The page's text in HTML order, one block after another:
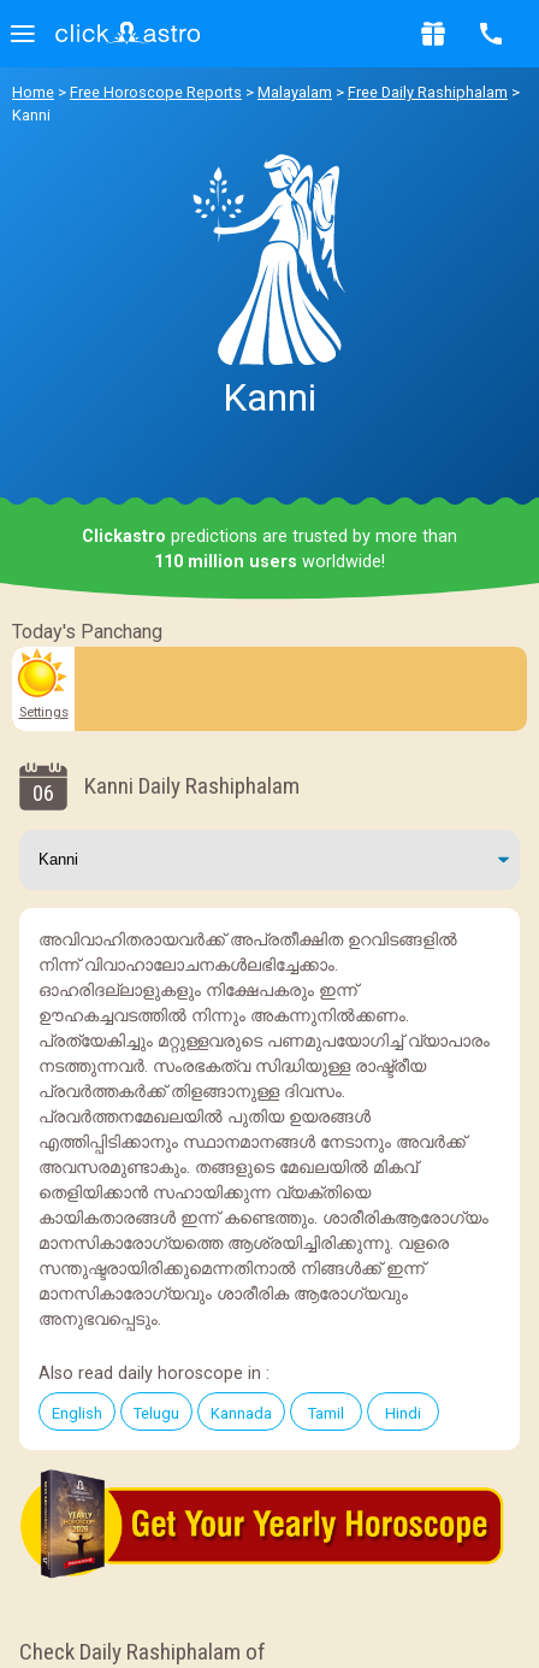
Home > Free Horoscope Reports > Malayalam > Free Daily Rashiphalam >
Kanni
Kanni
Clickastro predictions are trusted by more than
110 million users worldwide!
Today's Panchang
Settings
06 Kanni Daily Rashiphalam
അവിവാഹിതരായവർക്ക് അപ്രതീക്ഷിത ഉറവിടങ്ങളിൽ
നിന്ന് വിവാഹാലോചനകൾലഭിച്ചേക്കാം.
ഓഹരിദല്ലാളുകളും നിക്ഷേപകരും ഇന്ന്
ഊഹകച്ചവടത്തില്‍ നിന്നും അകന്നുനില്‍ക്കണം.
പ്രത്യേകിച്ചും മറ്റുള്ളവരുടെ പണമുപയോഗിച്ച് വ്യാപാരം
നടത്തുന്നവര്‍. സംരഭകത്വ സിദ്ധിയുള്ള രാഷ്ട്രീയ
പ്രവര്‍ത്തകര്‍ക്ക് തിളങ്ങാനുള്ള ദിവസം.
പ്രവര്‍ത്തനമേഖലയില്‍ പുതിയ ഉയരങ്ങള്‍
എത്തിപ്പിടിക്കാനും സ്ഥാനമാനങ്ങള്‍ നേടാനും അവര്‍ക്ക്
അവസരമുണ്ടാകും. തങ്ങളുടെ മേഖലയില്‍ മികവ്
തെളിയിക്കാന്‍ സഹായിക്കുന്ന വ്യക്തിയെ
കായികതാരങ്ങള്‍ ഇന്ന് കണ്ടെത്തും. ശാരീരികആരോഗ്യം
മാനസികാരോഗ്യത്തെ ആശ്രയിച്ചിരിക്കുന്നു. വളരെ
സന്തുഷ്ടരായിരിക്കുമെന്നതിനാൽ നിങ്ങൾക്ക് ഇന്ന്
മാനസികാരോഗ്യവും ശാരീരിക ആരോഗ്യവും
അനുഭവപ്പെടും.
Also read daily horoscope in :
English Telugu Kannada Tamil Hindi
Check Daily Rashiphalam of